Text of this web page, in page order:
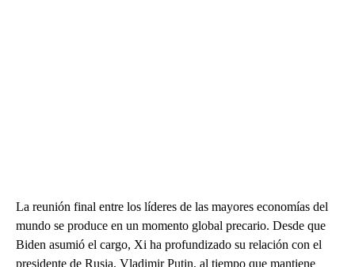
La reunión final entre los líderes de las mayores economías del
mundo se produce en un momento global precario. Desde que
Biden asumió el cargo, Xi ha profundizado su relación con el
presidente de Rusia, Vladimir Putin, al tiempo que mantiene